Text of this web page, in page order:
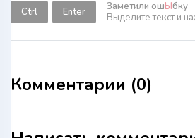
Ctrl Enter Заметили ошЫбку
Выделите текст и
Комментарии (0)